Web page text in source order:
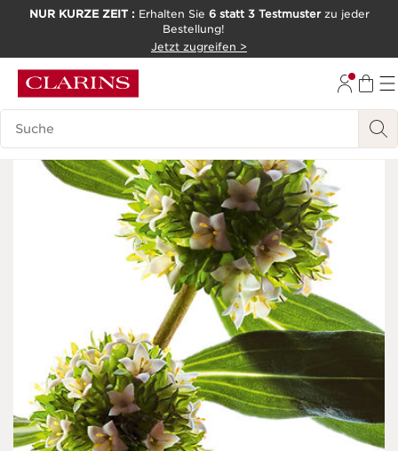
NUR KURZE ZEIT : Erhalten Sie 6 statt 3 Testmusterzu jeder
Bestellung!
Jetzt zugreifen >
Legende suchen